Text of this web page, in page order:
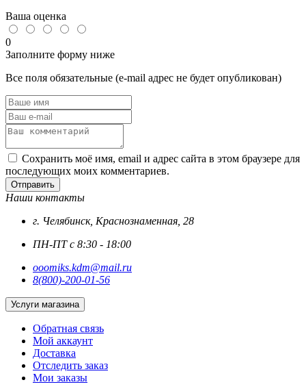
Ваша оценка
0
Заполните форму ниже
Все поля обязательные (e-mail адрес не будет опубликован)
Сохранить моё имя, email и адрес сайта в этом браузере для
последующих моих комментариев.
Отправить
Наши контакты
г. Челябинск, Краснознаменная, 28
ПН-ПТ с 8:30 - 18:00
ooomiks.kdm@mail.ru
8(800)-200-01-56
Услуги магазина
Обратная связь
Мой аккаунт
Доставка
Отследить заказ
Мои заказы